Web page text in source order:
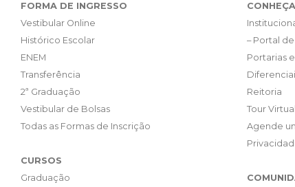
FORMA DE INGRESSO
Vestibular Online
Histórico Escolar
ENEM
Transferência
2ª Graduação
Vestibular de Bolsas
Todas as Formas de Inscrição
CURSOS
Graduação
– Portal
Portarias
Reitoria
Tour Virtual
Agende